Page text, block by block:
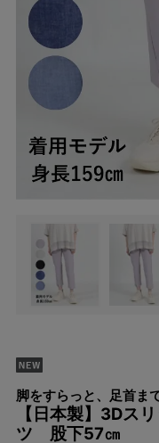
脚をすらっと、足首ま
【日本製】3Dス
ツ 股下57㎝